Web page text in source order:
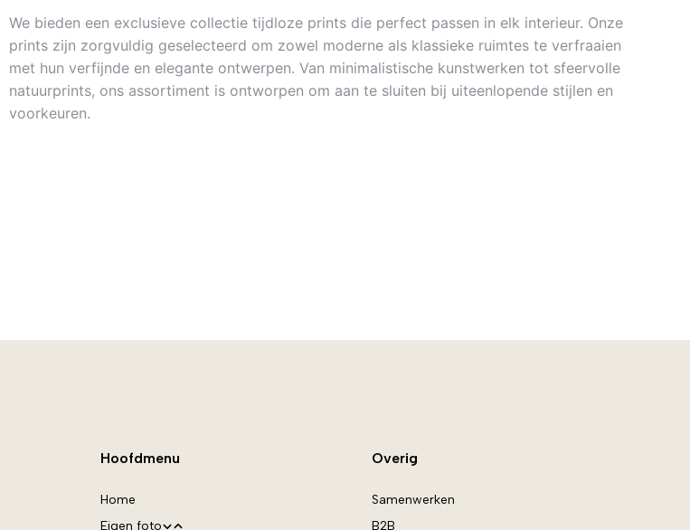
We bieden een exclusieve collectie tijdloze prints die perfect passen in elk interieur. Onze
prints zijn zorgvuldig geselecteerd om zowel moderne als klassieke ruimtes te verfraaien
met hun verfijnde en elegante ontwerpen. Van minimalistische kunstwerken tot sfeervolle
natuurprints, ons assortiment is ontworpen om aan te sluiten bij uiteenlopende stijlen en
voorkeuren.
Hoofdmenu
Home
Eigen foto
Overig
Samenwerken
B2B